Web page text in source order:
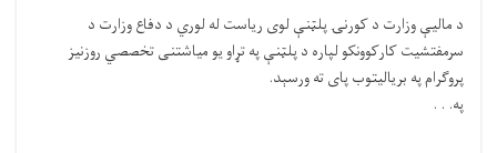
د مالیې وزارت د کورنۍ پلټنې لوی ریاست له لوري د دفاع وزارت د
سرمفتشیت کارکوونکو لپاره د پلټنې په تړاو یو میاشتنی تخصصي روزنیز
پروګرام په بریالیتوب پای ته ورسېد.
په. . .